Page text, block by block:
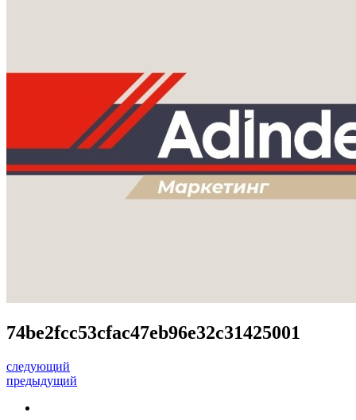
74be2fcc53cfac47eb96e32c31425001
следующий
предыдущий